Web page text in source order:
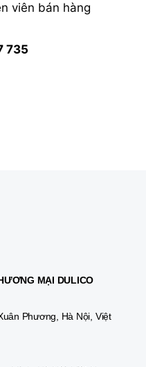
viên bán hàng
735
MẠI DULICO
Phương, Hà Nội, Việt